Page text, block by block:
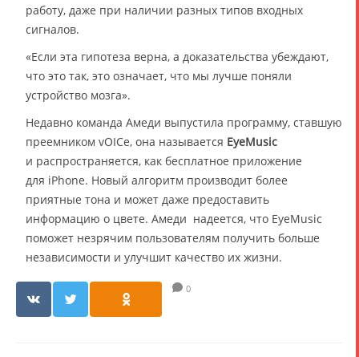
работу, даже при наличии разных типов входных
сигналов.
«Если эта гипотеза верна, а доказательства убеждают,
что это так, это означает, что мы лучше поняли
устройство мозга».
Недавно команда Амеди выпустила программу, ставшую
преемником vOICe, она называется EyeMusic
и распространяется, как бесплатное приложение
для iPhone. Новый алгоритм производит более
приятные тона и может даже предоставить
информацию о цвете. Амеди надеется, что EyeMusic
поможет незрячим пользователям получить больше
независимости и улучшит качество их жизни.
0